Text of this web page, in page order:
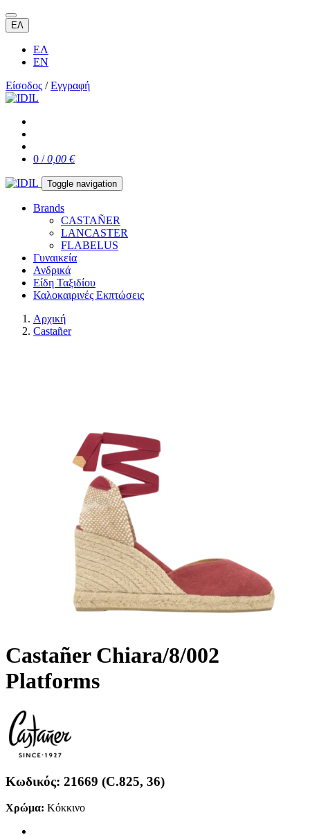
ΕΛ
ΕΛ
EN
Είσοδος /Εγγραφή
0 /0,00 €
Toggle navigation
Brands
CASTAÑER
LANCASTER
FLABELUS
Γυναικεία
Ανδρικά
Είδη Ταξιδίου
Καλοκαιρινές Εκπτώσεις
Αρχική
Castañer
Castañer Chiara/8/002
Platforms
Κωδικός: 21669 (C.825, 36)
Χρώμα: Κόκκινο